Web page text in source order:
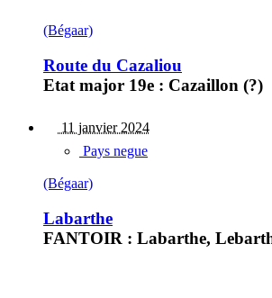
(Bégaar)
Route du Cazaliou
Etat major 19e : Cazaillon (?)
11 janvier 2024
Pays negue
(Bégaar)
Labarthe
FANTOIR : Labarthe,